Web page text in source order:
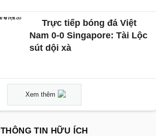
Trực tiếp bóng đá Việt
Nam 0-0 Singapore: Tài Lộc
sút dội xà
Xem thêm
THÔNG TIN HỮU ÍCH